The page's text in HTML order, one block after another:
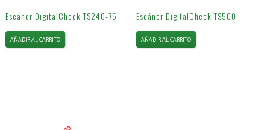
Escáner DigitalCheck TS240-75
AÑADIR AL CARRITO
Escáner DigitalCheck TS500
AÑADIR AL CARRITO